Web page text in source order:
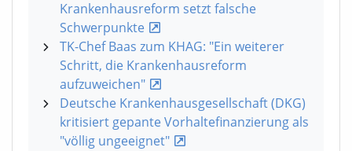
Krankenhausreform setzt falsche
Schwerpunkte
TK-Chef Baas zum KHAG: "Ein weiterer
Schritt, die Krankenhausreform
aufzuweichen"
Deutsche Krankenhausgesellschaft (DKG)
kritisiert gepante Vorhaltefinanzierung als
"völlig ungeeignet"